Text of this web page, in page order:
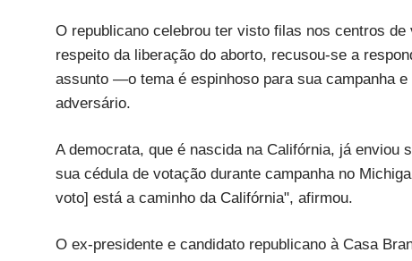
O republicano celebrou ter visto filas nos centros
respeito da liberação do aborto, recusou-se a
assunto —o tema é espinhoso para sua campanha
adversário.
A democrata, que é nascida na Califórnia, já enviou
sua cédula de votação durante campanha no
voto] está a caminho da Califórnia", afirmou.
O ex-presidente e candidato republicano à Casa